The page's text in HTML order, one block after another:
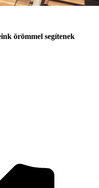
örömmel segítenek